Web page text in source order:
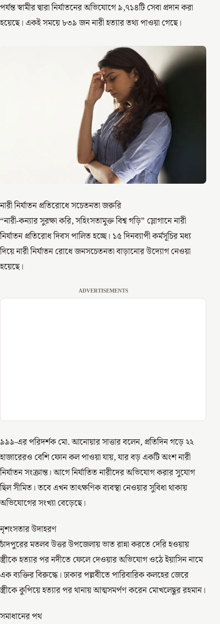
পর্যন্ত স্বামীর দ্বারা নির্যাতনের অভিযোগে ৯,৭১৪টি সেবা প্রদান করা
হয়েছে। একই সময়ে ৮৩৯ জন নারী হত্যার তথ্য পাওয়া গেছে।
নারী নির্যাতন প্রতিরোধে সচেতনতা জরুরি
“নারী-কন্যার সুরক্ষা করি, সহিংসতামুক্ত বিশ্ব গড়ি” স্লোগানে নারী
নির্যাতন প্রতিরোধ দিবস পালিত হচ্ছে। ১৫ দিনব্যাপী কর্মসূচির মধ্য
দিয়ে নারী নির্যাতন রোধে জনসচেতনতা বাড়ানোর উদ্যোগ নেওয়া
হয়েছে।
ADVERTISEMENTS
৯৯৯-এর পরিদর্শক মো. আনোয়ার সাত্তার বলেন, প্রতিদিন গড়ে ২২
হাজারেরও বেশি ফোন কল পাওয়া যায়, যার বড় একটি অংশ নারী
নির্যাতন সংক্রান্ত। আগে নির্যাতিত নারীদের অভিযোগ করার সুযোগ
ছিল সীমিত। তবে এখন তাৎক্ষণিক ব্যবস্থা নেওয়ার সুবিধা থাকায়
অভিযোগের সংখ্যা বেড়েছে।
নৃশংসতার উদাহরণ
চাঁদপুরের মতলব উত্তর উপজেলায় ভাত রান্না করতে দেরি হওয়ায়
স্ত্রীকে হত্যার পর নদীতে ফেলে দেওয়ার অভিযোগ ওঠে ইয়াসিন নামে
এক ব্যক্তির বিরুদ্ধে। ঢাকার পল্লবীতে পারিবারিক কলহের জেরে
স্ত্রীকে কুপিয়ে হত্যার পর থানায় আত্মসমর্পণ করেন মোখলেছুর রহমান।
সমাধানের পথ